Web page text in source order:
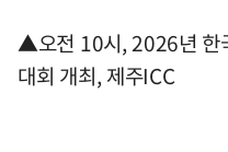
▲오전 10시, 2026년 한
대회 개최, 제주ICC